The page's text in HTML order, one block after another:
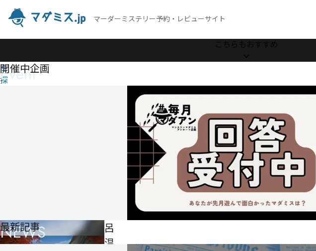
マーダーミステリー予約・レビューサイト
を
探
呂
温
こちらもおすすめ
Event
開催中企画
NEWS
最新記事